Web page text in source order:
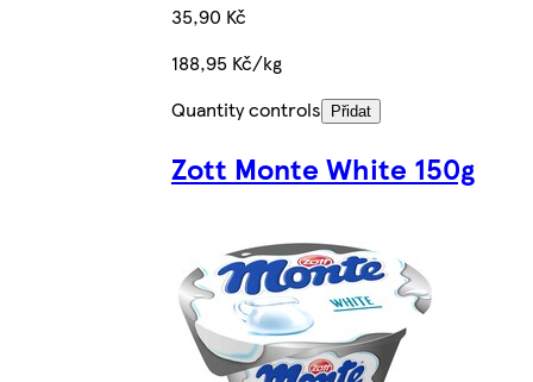
35,90 Kč
188,95 Kč/kg
Quantity controls
Přidat
Zott Monte White 150g